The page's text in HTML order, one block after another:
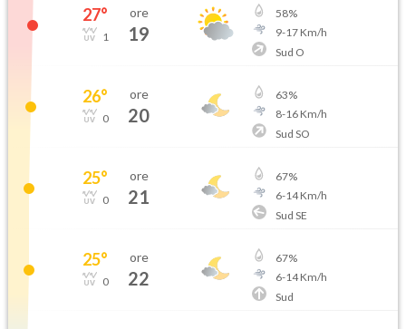
27°
1
ore
19
58%
9-17Km/h
Sud O
26°
0
ore
20
63%
8-16Km/h
Sud SO
25°
0
ore
21
67%
6-14Km/h
Sud SE
25°
0
ore
22
67%
6-14Km/h
Sud